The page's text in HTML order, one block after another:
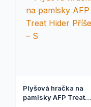
Plyšová hračka na
pamlsky AFP Treat